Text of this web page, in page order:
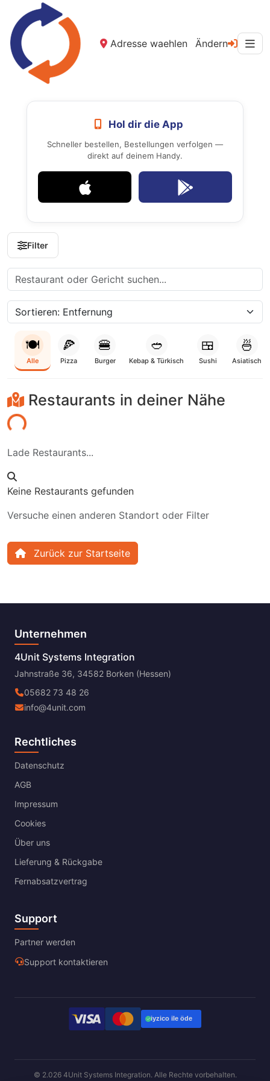
Adresse waehlen Ändern
Hol dir die App
Schneller bestellen, Bestellungen verfolgen —
direkt auf deinem Handy.
Filter
🍽️
Alle
🍕
Pizza
🍔
Burger
🥙
Kebap & Türkisch
🍱
Sushi
🍜
Asiatisch
Restaurants in deiner Nähe
Lade Restaurants...
Keine Restaurants gefunden
Versuche einen anderen Standort oder Filter
Zurück zur Startseite
Unternehmen
4Unit Systems Integration
Jahnstraße 36, 34582 Borken (Hessen)
05682 73 48 26
info@4unit.com
Rechtliches
Datenschutz
AGB
Impressum
Cookies
Über uns
Lieferung & Rückgabe
Fernabsatzvertrag
Support
Partner werden
Support kontaktieren
© 2.026 4Unit Systems Integration. Alle Rechte vorbehalten.